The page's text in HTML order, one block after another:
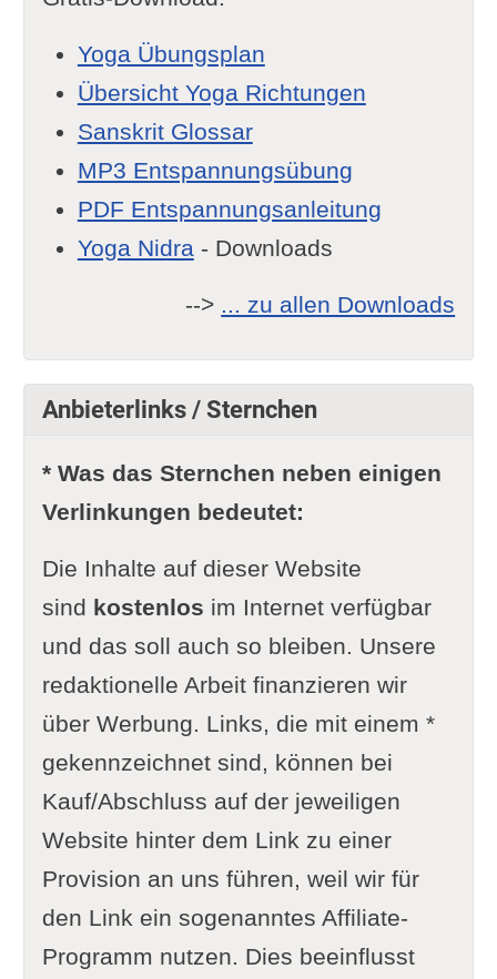
Yoga Übungsplan
Übersicht Yoga Richtungen
Sanskrit Glossar
MP3 Entspannungsübung
PDF Entspannungsanleitung
Yoga Nidra- Downloads
--> ... zu allen Downloads
Anbieterlinks / Sternchen
* Was das Sternchen neben einigen
Verlinkungen bedeutet:
Die Inhalte auf dieser Website
sind kostenlos im Internet verfügbar
und das soll auch so bleiben. Unsere
redaktionelle Arbeit finanzieren wir
über Werbung. Links, die mit einem *
gekennzeichnet sind, können bei
Kauf/Abschluss auf der jeweiligen
Website hinter dem Link zu einer
Provision an uns führen, weil wir für
den Link ein sogenanntes Affiliate-
Programm nutzen. Dies beeinflusst